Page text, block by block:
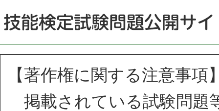
【著作権に関する注意事項
掲載されている試験問題